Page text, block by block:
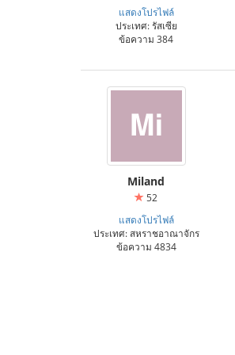
แสดงโปรไฟล์
ประเทศ: รัสเซีย
ข้อความ 384
Miland
52
แสดงโปรไฟล์
ประเทศ: สหราชอาณาจักร
ข้อความ 4834